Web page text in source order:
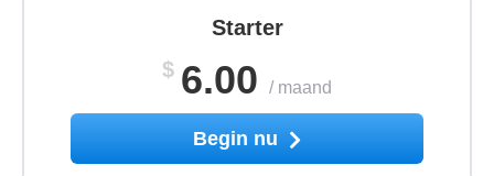
Starter
$ 6.00 / maand
Begin nu